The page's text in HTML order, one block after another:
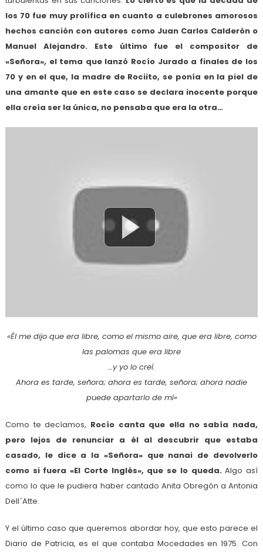
los 70 fue muy prolífica en cuanto a culebrones amorosos
hechos canción con autores como Juan Carlos Calderón o
Manuel Alejandro. Este último fue el compositor de
«Señora», el tema que lanzó Rocío Jurado a finales de los
70 y en el que, la madre de Rociito, se ponía en la piel de
una amante que en este caso se declara inocente porque
ella creía ser la única, no pensaba que era la otra…
«Él me dijo que era libre, como el mismo aire, que era libre, como
las palomas que era libre
…y yo lo creí.
Ahora es tarde, señora; ahora es tarde, señora; ahora nadie
puede apartarlo de mí»
Como te decíamos, Rocío canta que ella no sabía nada,
pero lejos de renunciar a él al descubrir que estaba
casado, le dice a la «Señora» que nanai de devolverlo
como si fuera «El Corte Inglés», que se lo queda.Algo así
como lo que le pudiera haber cantado Anita Obregón a Antonia
Dell´Atte.
Y el último caso que queremos abordar hoy, que esto parece el
Diario de Patricia, es el que contaba Mocedades en 1975. Con